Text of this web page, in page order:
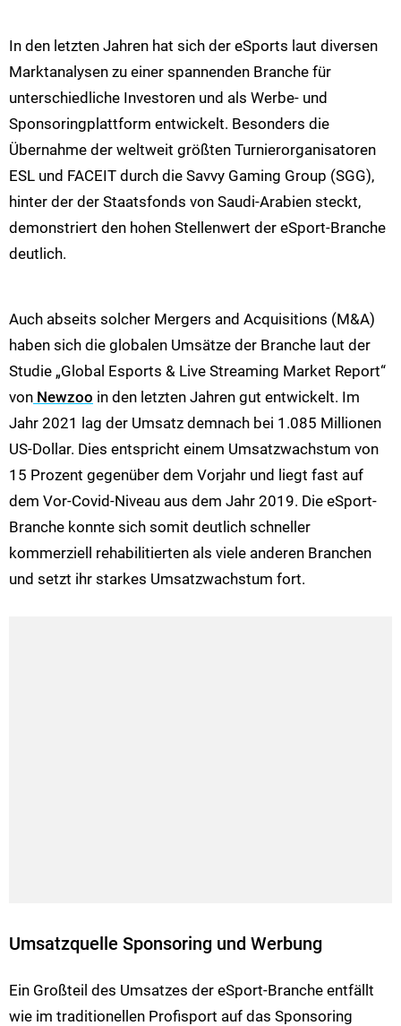
In den letzten Jahren hat sich der eSports laut diversen
Marktanalysen zu einer spannenden Branche für
unterschiedliche Investoren und als Werbe- und
Sponsoringplattform entwickelt. Besonders die
Übernahme der weltweit größten Turnierorganisatoren
ESL und FACEIT durch die Savvy Gaming Group (SGG),
hinter der der Staatsfonds von Saudi-Arabien steckt,
demonstriert den hohen Stellenwert der eSport-Branche
deutlich.
Auch abseits solcher Mergers and Acquisitions (M&A)
haben sich die globalen Umsätze der Branche laut der
Studie „Global Esports & Live Streaming Market Report“
von Newzoo in den letzten Jahren gut entwickelt. Im
Jahr 2021 lag der Umsatz demnach bei 1.085 Millionen
US-Dollar. Dies entspricht einem Umsatzwachstum von
15 Prozent gegenüber dem Vorjahr und liegt fast auf
dem Vor-Covid-Niveau aus dem Jahr 2019. Die eSport-
Branche konnte sich somit deutlich schneller
kommerziell rehabilitierten als viele anderen Branchen
und setzt ihr starkes Umsatzwachstum fort.
Umsatzquelle Sponsoring und Werbung
Ein Großteil des Umsatzes der eSport-Branche entfällt
wie im traditionellen Profisport auf das Sponsoring